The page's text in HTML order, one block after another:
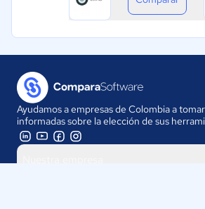
Ayudamos a empresas de Colombia a
informadas sobre la elección de sus